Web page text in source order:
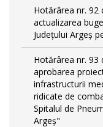
Hotărârea nr. 92
actualizarea
Județului Argeș
Hotărârea nr. 93
aprobarea
infrastructurii
ridicate de
Spitalul de
Argeș"